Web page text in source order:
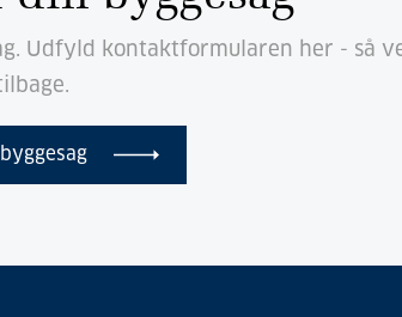
Udfyld kontaktformularen her - så